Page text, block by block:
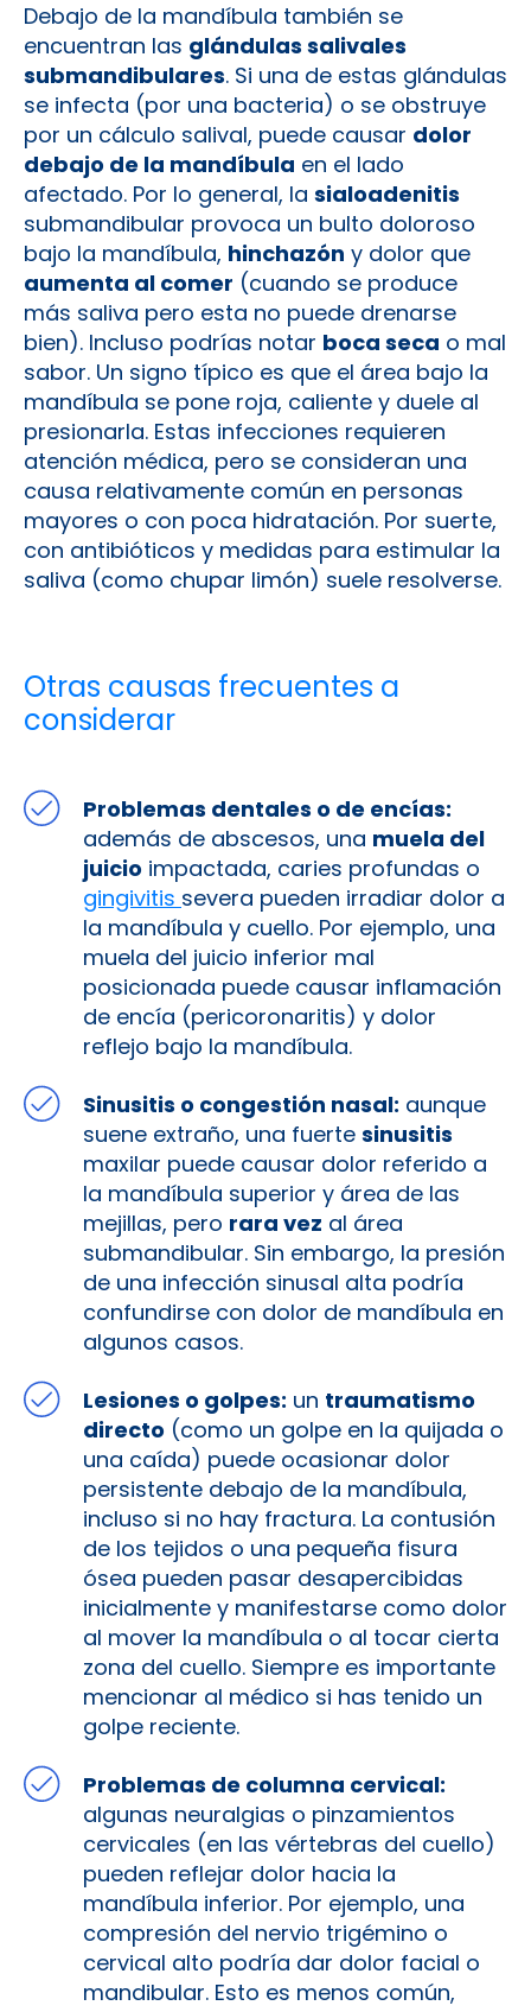
Debajo de la mandíbula también se
encuentran las glándulas salivales
submandibulares. Si una de estas glándulas
se infecta (por una bacteria) o se obstruye
por un cálculo salival, puede causar dolor
debajo de la mandíbula en el lado
afectado. Por lo general, la sialoadenitis
submandibular provoca un bulto doloroso
bajo la mandíbula, hinchazón y dolor que
aumenta al comer (cuando se produce
más saliva pero esta no puede drenarse
bien). Incluso podrías notar boca seca o mal
sabor. Un signo típico es que el área bajo la
mandíbula se pone roja, caliente y duele al
presionarla. Estas infecciones requieren
atención médica, pero se consideran una
causa relativamente común en personas
mayores o con poca hidratación. Por suerte,
con antibióticos y medidas para estimular la
saliva (como chupar limón) suele resolverse.
Otras causas frecuentes a
considerar
Problemas dentales o de encías:
además de abscesos, una muela del
juicio impactada, caries profundas o
gingivitis severa pueden irradiar dolor a
la mandíbula y cuello. Por ejemplo, una
muela del juicio inferior mal
posicionada puede causar inflamación
de encía (pericoronaritis) y dolor
reflejo bajo la mandíbula.
Sinusitis o congestión nasal: aunque
suene extraño, una fuerte sinusitis
maxilar puede causar dolor referido a
la mandíbula superior y área de las
mejillas, pero rara vez al área
submandibular. Sin embargo, la presión
de una infección sinusal alta podría
confundirse con dolor de mandíbula en
algunos casos.
Lesiones o golpes: un traumatismo
directo (como un golpe en la quijada o
una caída) puede ocasionar dolor
persistente debajo de la mandíbula,
incluso si no hay fractura. La contusión
de los tejidos o una pequeña fisura
ósea pueden pasar desapercibidas
inicialmente y manifestarse como dolor
al mover la mandíbula o al tocar cierta
zona del cuello. Siempre es importante
mencionar al médico si has tenido un
golpe reciente.
Problemas de columna cervical:
algunas neuralgias o pinzamientos
cervicales (en las vértebras del cuello)
pueden reflejar dolor hacia la
mandíbula inferior. Por ejemplo, una
compresión del nervio trigémino o
cervical alto podría dar dolor facial o
mandibular. Esto es menos común,